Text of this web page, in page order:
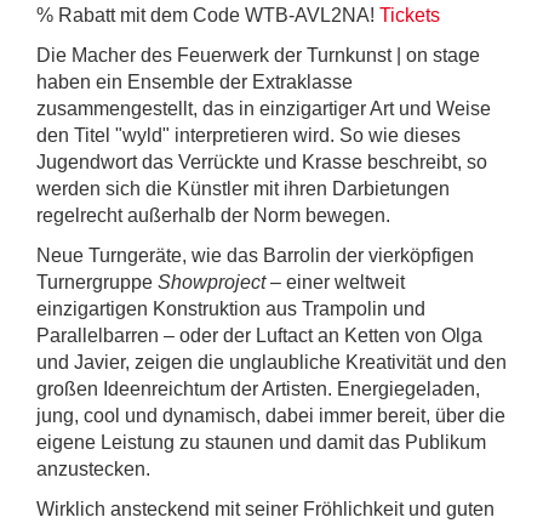
% Rabatt mit dem Code WTB-AVL2NA! Tickets
Die Macher des Feuerwerk der Turnkunst | on stage
haben ein Ensemble der Extraklasse
zusammengestellt, das in einzigartiger Art und Weise
den Titel "wyld" interpretieren wird. So wie dieses
Jugendwort das Verrückte und Krasse beschreibt, so
werden sich die Künstler mit ihren Darbietungen
regelrecht außerhalb der Norm bewegen.
Neue Turngeräte, wie das Barrolin der vierköpfigen
Turnergruppe Showproject– einer weltweit
einzigartigen Konstruktion aus Trampolin und
Parallelbarren – oder der Luftact an Ketten von Olga
und Javier, zeigen die unglaubliche Kreativität und den
großen Ideenreichtum der Artisten. Energiegeladen,
jung, cool und dynamisch, dabei immer bereit, über die
eigene Leistung zu staunen und damit das Publikum
anzustecken.
Wirklich ansteckend mit seiner Fröhlichkeit und guten